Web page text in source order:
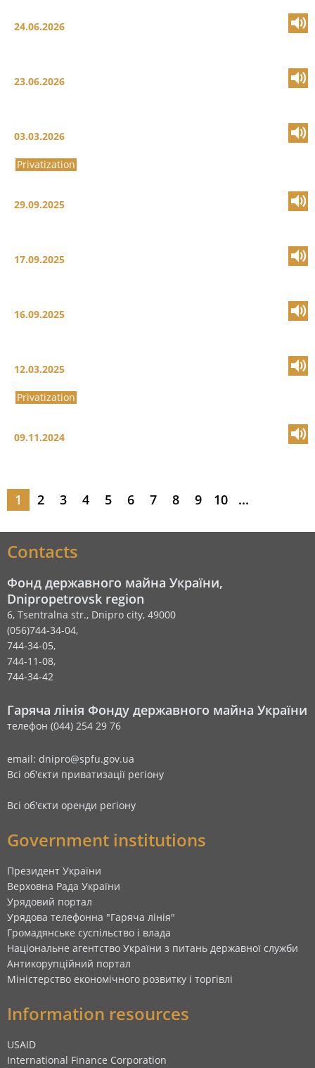
24.06.2026
23.06.2026
03.03.2026
Privatization
29.09.2025
17.09.2025
16.09.2025
12.03.2025
Privatization
09.11.2024
1 2 3 4 5 6 7 8 9 10 ...
Contacts
Фонд державного майна України,
Dnipropetrovsk region
6, Tsentralna str., Dnipro city, 49000
(056)744-34-04,
744-34-05,
744-11-08,
744-34-42
Гаряча лінія Фонду державного майна України
телефон (044) 254 29 76
email: dnipro@spfu.gov.ua
Всі об'єкти приватизації регіону
Всі об'єкти оренди регіону
Government institutions
Президент України
Верховна Рада України
Урядовий портал
Урядова телефонна "Гаряча лінія"
Громадянське суспільство і влада
Національне агентство України з питань державної служби
Антикорупційний портал
Міністерство економічного розвитку і торгівлі
Information resources
USAID
International Finance Corporation